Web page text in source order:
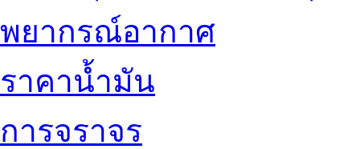
พยากรณ์อากาศ
ราคาน้ำมัน
การจราจร